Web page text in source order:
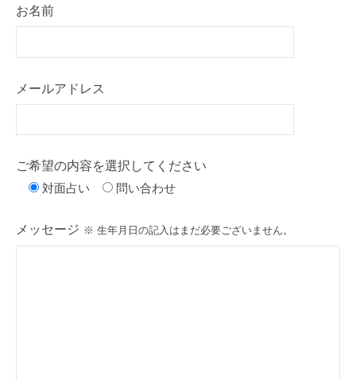
お名前
メールアドレス
ご希望の内容を選択してください
対面占い 問い合わせ
メッセージ ※ 生年月日の記入はまだ必要ございません。